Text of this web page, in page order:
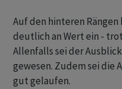
Auf den hinteren Rängen
deutlich an Wert ein -
Allenfalls sei der
gewesen. Zudem sei die
gut gelaufen.